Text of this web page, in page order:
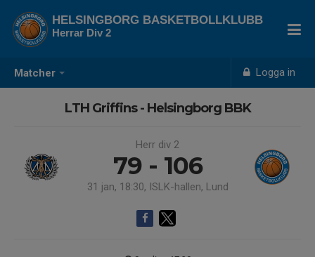
Matcher Logga in
HELSINGBORG BASKETBOLLKLUBB
Herrar Div 2
LTH Griffins - Helsingborg BBK
Herr div 2
79 - 106
31 jan, 18:30, ISLK-hallen, Lund